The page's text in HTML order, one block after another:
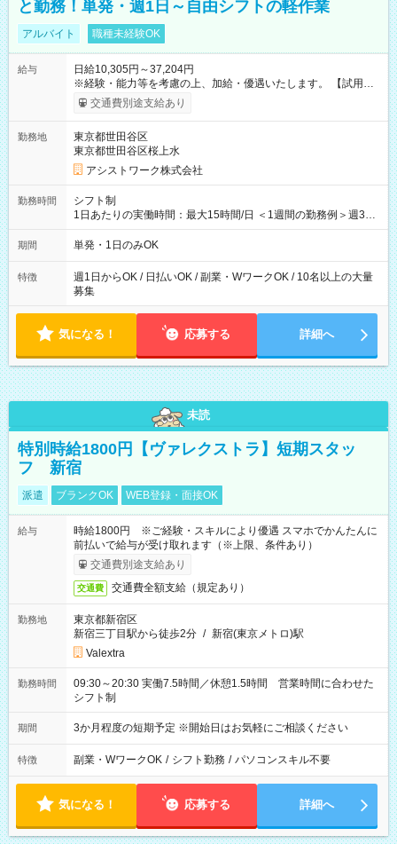
と勤務！単発・週1日～自由シフトの軽作業
アルバイト 職種未経験OK
給与
日給10,305円～37,204円
※経験・能力等を考慮の上、加給・優遇いたします。 【試用期
間】試用期間なし
交通費別途支給あり
勤務地
東京都世田谷区
東京都世田谷区桜上水
アシストワーク株式会社
勤務時間
シフト制
1日あたりの実働時間：最大15時間/日 ＜1週間の勤務例＞週3回
勤務 勤務：月・水・金 休み：火・木・土・日 好きな時にお仕事
可能です！ ※1日あたりの最大実働時間は日勤、夜勤共に勤務し
期間 単発・1日のみOK
特徴
週1日からOK / 日払いOK / 副業・WワークOK / 10名以上の大量
募集
気になる！ 応募する 詳細へ
未読
特別時給1800円【ヴァレクストラ】短期スタッ
フ 新宿
派遣 ブランクOK WEB登録・面接OK
給与
時給1800円 ※ご経験・スキルにより優遇 スマホでかんたんに
前払いで給与が受け取れます（※上限、条件あり）
交通費別途支給あり
交通費 交通費全額支給（規定あり）
勤務地
東京都新宿区
新宿三丁目駅から徒歩2分 / 新宿(東京メトロ)駅
Valextra
勤務時間
09:30～20:30 実働7.5時間／休憩1.5時間 営業時間に合わせた
シフト制
期間 3か月程度の短期予定 ※開始日はお気軽にご相談ください
特徴 副業・WワークOK / シフト勤務 / パソコンスキル不要
気になる！ 応募する 詳細へ